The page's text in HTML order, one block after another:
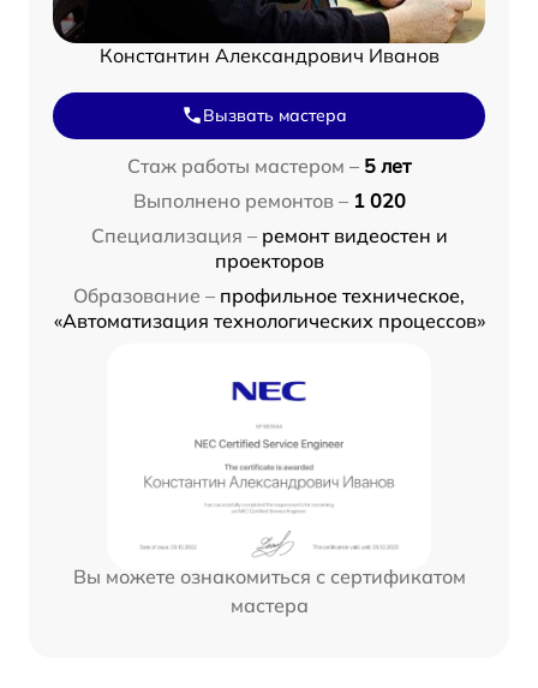
Константин Александрович Иванов
Вызвать мастера
Стаж работы мастером – 5 лет
Выполнено ремонтов – 1 020
Специализация – ремонт видеостен и
проекторов
Образование – профильное техническое,
«Автоматизация технологических процессов»
Вы можете ознакомиться с сертификатом
мастера